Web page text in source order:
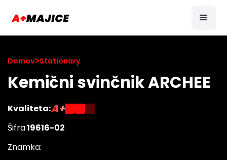
Domov>Stationary
Kemični svinčnik ARCHEE
Kvaliteta:A+
Šifra:19616-02
Znamka: